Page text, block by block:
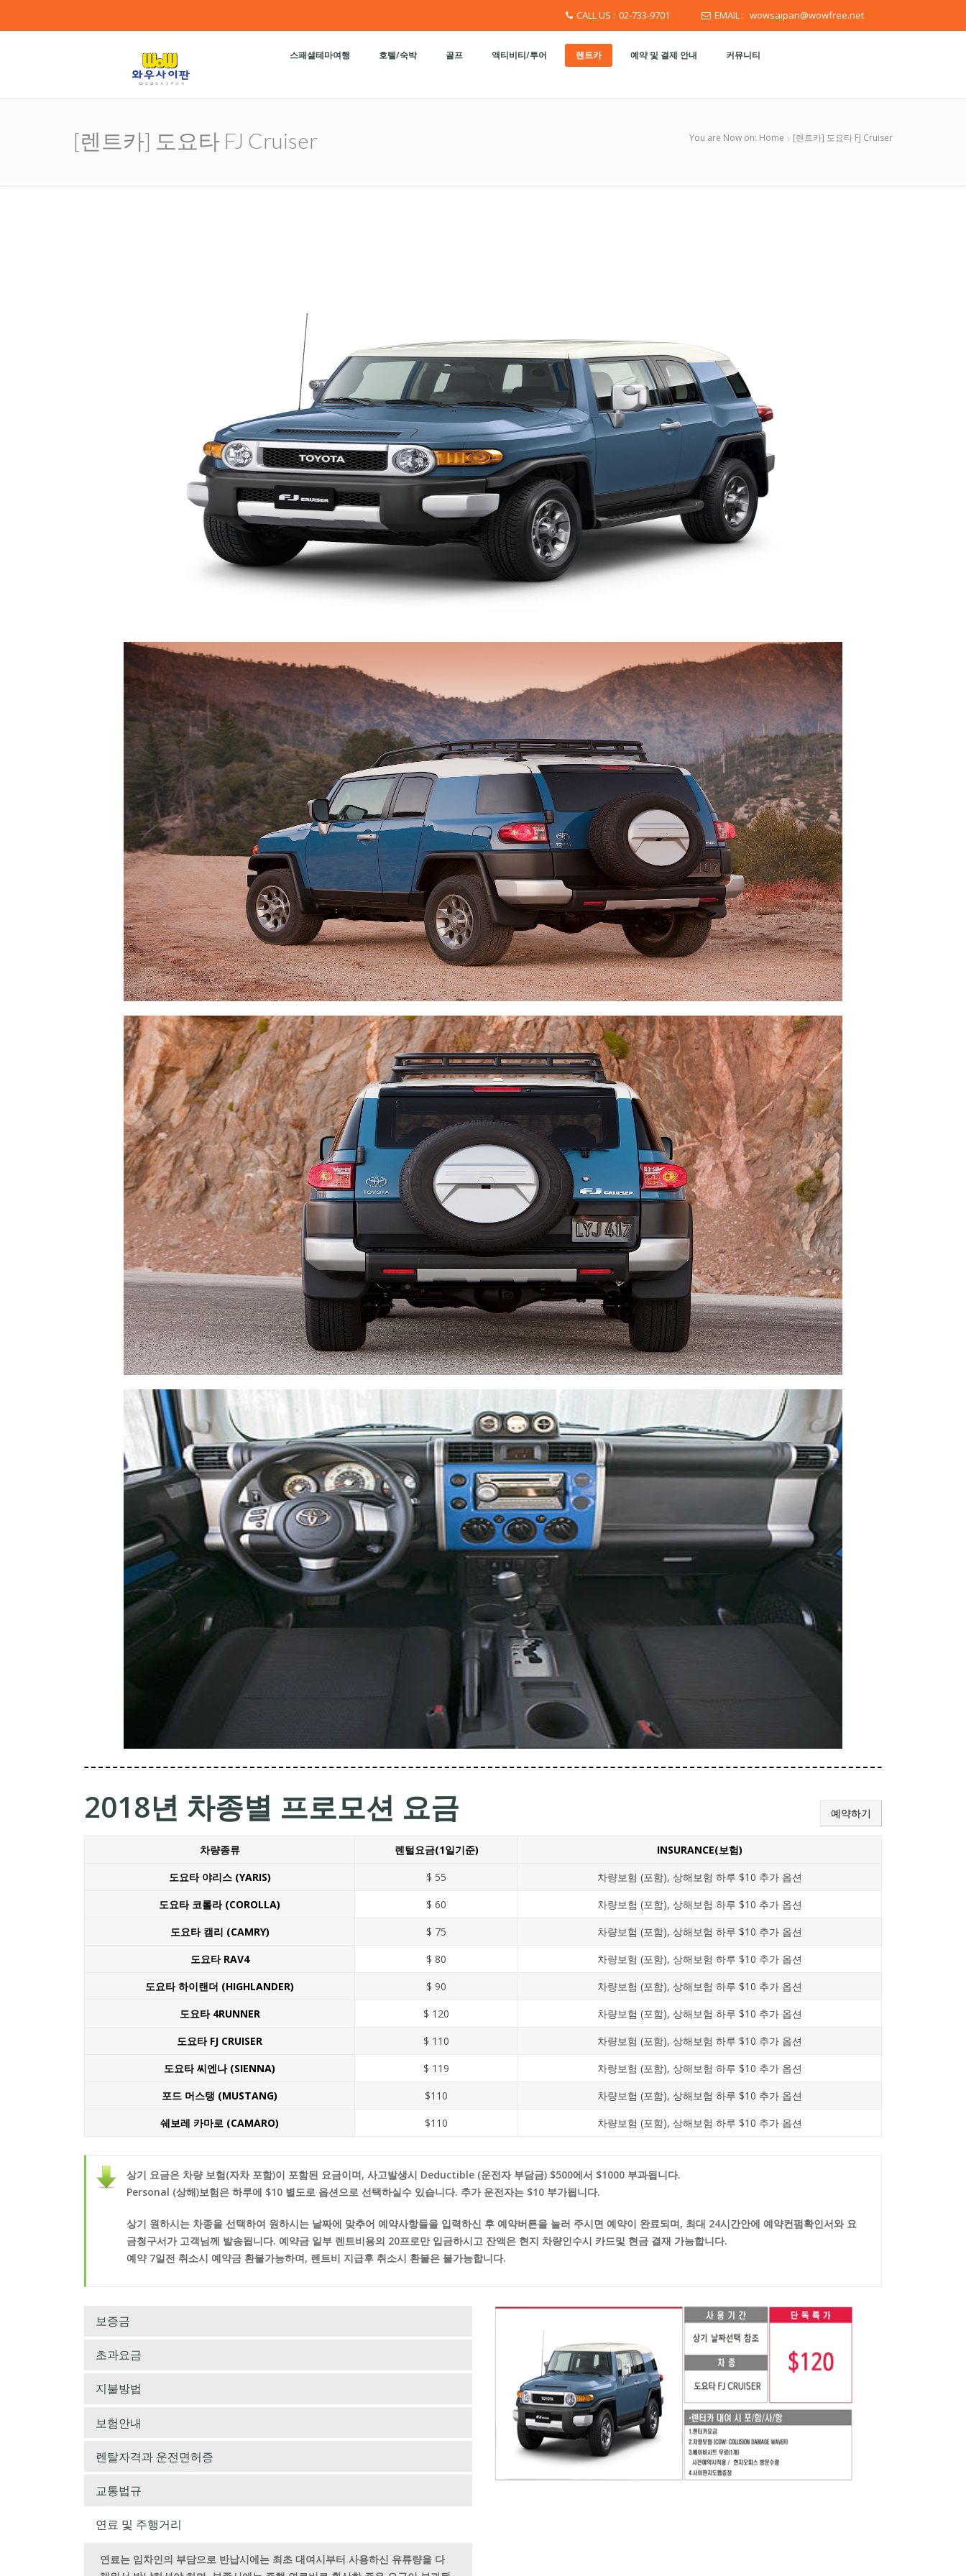
CALL US : 02-733-9701 EMAIL : wowsaipan@wowfree.net
스패셜테마여행 호텔/숙박 골프 액티비티/투어 렌트카 예약 및 결제 안내 커뮤니티
[렌트카] 도요타 FJ Cruiser You are Now on: Home [렌트카] 도요타 FJ Cruiser
예약하기
2018년 차종별 프로모션 요금
차량종류 렌털요금(1일기준)
INSURANCE(보험)
도요타 야리스 (YARIS)
$ 55
차량보험 (포함), 상해보험 하루 $10 추가 옵션
도요타 코롤라 (COROLLA)
$ 60
차량보험 (포함), 상해보험 하루 $10 추가 옵션
도요타 캠리 (CAMRY)
$ 75
차량보험 (포함), 상해보험 하루 $10 추가 옵션
도요타 RAV4
$ 80
차량보험 (포함), 상해보험 하루 $10 추가 옵션
도요타 하이랜더 (HIGHLANDER)
$ 90
차량보험 (포함), 상해보험 하루 $10 추가 옵션
도요타 4RUNNER
$ 120
차량보험 (포함), 상해보험 하루 $10 추가 옵션
도요타 FJ CRUISER
$ 110
차량보험 (포함), 상해보험 하루 $10 추가 옵션
도요타 씨엔나 (SIENNA)
$ 119
차량보험 (포함), 상해보험 하루 $10 추가 옵션
포드 머스탱 (MUSTANG)
$110
차량보험 (포함), 상해보험 하루 $10 추가 옵션
쉐보레 카마로 (CAMARO)
$110 차량보험 (포함), 상해보험 하루 $10 추가 옵션
상기 요금은 차량 보험(자차 포함)이 포함된 요금이며, 사고발생시 Deductible (운전자 부담금) $500에서 $1000 부과됩니다.
Personal (상해)보험은 하루에 $10 별도로 옵션으로 선택하실수 있습니다. 추가 운전자는 $10 부가됩니다.
상기 원하시는 차종을 선택하여 원하시는 날짜에 맞추어 예약사항들을 입력하신 후 예약버튼을 눌러 주시면 예약이 완료되며, 최대 24시간안에 예약컨펌확인서와 요
금청구서가 고객님께 발송됩니다. 예약금 일부 렌트비용의 20프로만 입금하시고 잔액은 현지 차량인수시 카드및 현금 결재 가능합니다.
예약 7일전 취소시 예약금 환불가능하며, 렌트비 지급후 취소시 환불은 불가능합니다.
보증금
초과요금
지불방법
보험안내
렌탈자격과 운전면허증
교통법규
연료 및 주행거리
연료는 임차인의 부담으로 반납시에는 최초 대여시부터 사용하신 유류량을 다